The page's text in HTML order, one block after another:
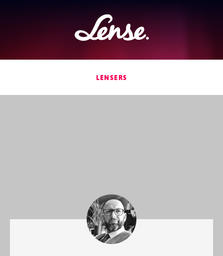
Lense
LENSERS